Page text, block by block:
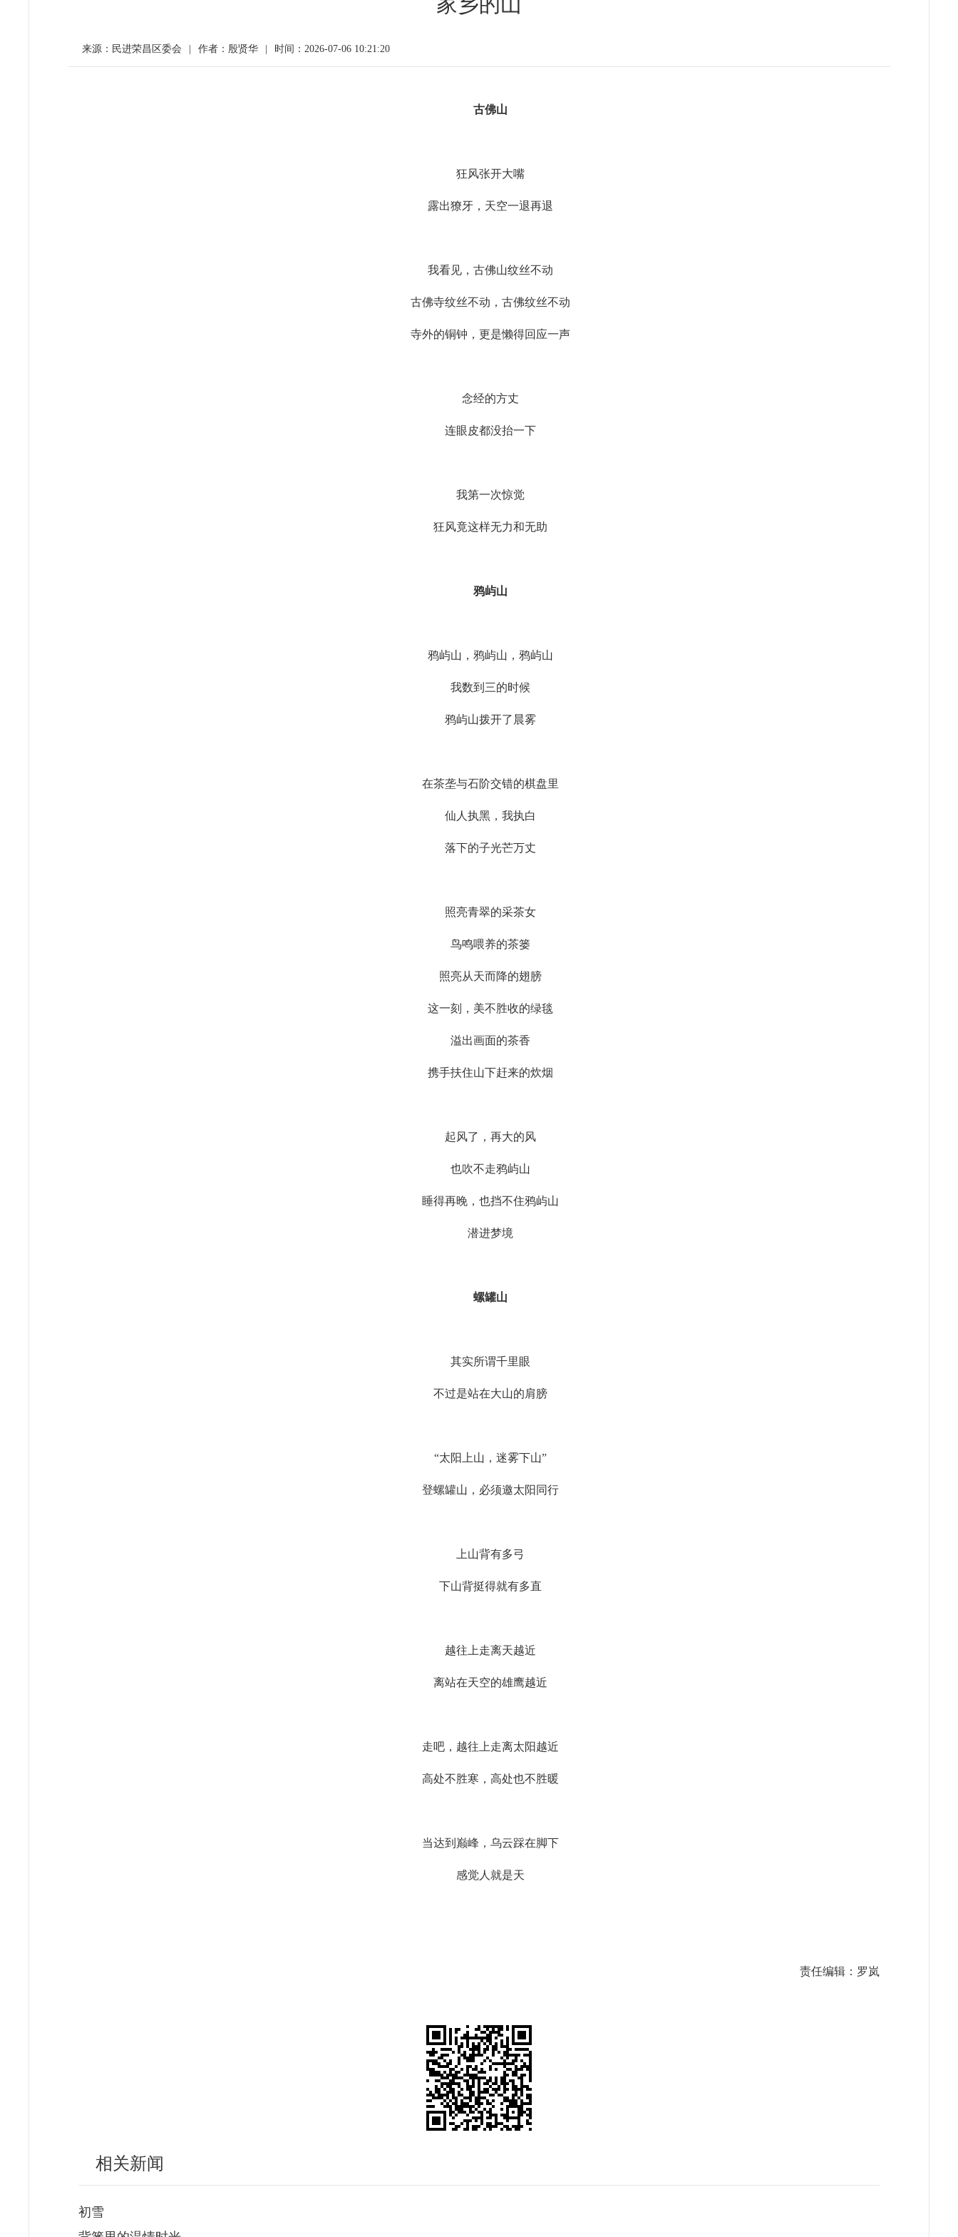
来源：民进荣昌区委会 作者：殷贤华 时间：2026-07-06 10:21:20
古佛山
狂风张开大嘴
露出獠牙，天空一退再退
我看见，古佛山纹丝不动
古佛寺纹丝不动，古佛纹丝不动
寺外的铜钟，更是懒得回应一声
念经的方丈
连眼皮都没抬一下
我第一次惊觉
狂风竟这样无力和无助
鸦屿山
鸦屿山，鸦屿山，鸦屿山
我数到三的时候
鸦屿山拨开了晨雾
在茶垄与石阶交错的棋盘里
仙人执黑，我执白
落下的子光芒万丈
照亮青翠的采茶女
鸟鸣喂养的茶篓
照亮从天而降的翅膀
这一刻，美不胜收的绿毯
溢出画面的茶香
携手扶住山下赶来的炊烟
起风了，再大的风
也吹不走鸦屿山
睡得再晚，也挡不住鸦屿山
潜进梦境
螺罐山
其实所谓千里眼
不过是站在大山的肩膀
“太阳上山，迷雾下山”
登螺罐山，必须邀太阳同行
上山背有多弓
下山背挺得就有多直
越往上走离天越近
离站在天空的雄鹰越近
走吧，越往上走离太阳越近
高处不胜寒，高处也不胜暖
当达到巅峰，乌云踩在脚下
感觉人就是天
责任编辑：罗岚
相关新闻
初雪